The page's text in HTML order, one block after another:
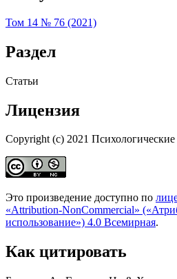
Том 14 № 76 (2021)
Раздел
Статьи
Лицензия
Copyright (c) 2021 Психологические
Это произведение доступно по
«Attribution-NonCommercial»
использование») 4.0 Всемирная.
Как цитировать